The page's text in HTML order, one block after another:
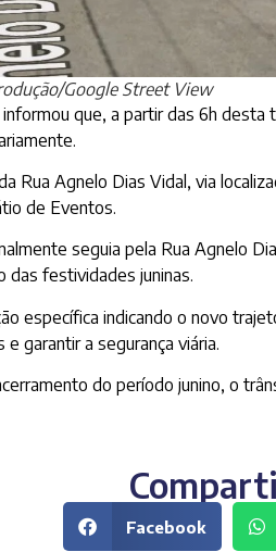
Google Street View
que, a partir das 6h desta
Rua Agnelo Dias Vidal, via
de Eventos.
seguia pela Rua Agnelo
das festividades juninas.
específica indicando o novo
garantir a segurança viária.
do período junino, o
Facebook